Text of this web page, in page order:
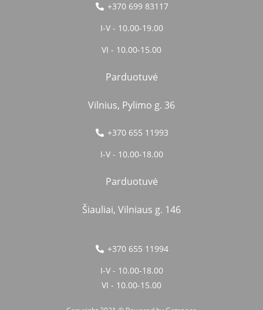
+370 699 83117
I-V - 10.00-19.00
VI - 10.00-15.00
Parduotuvė
Vilnius, Pylimo g. 36
+370 655 11993
I-V - 10.00-18.00
Parduotuvė
Šiauliai, Vilniaus g. 146
+370 655 11994
I-V - 10.00-18.00
VI - 10.00-15.00